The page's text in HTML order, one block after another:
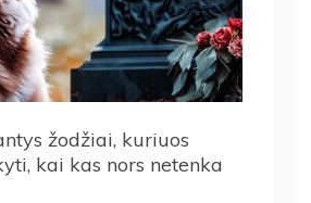
žodžiai, kuriuos
kai kas nors netenka